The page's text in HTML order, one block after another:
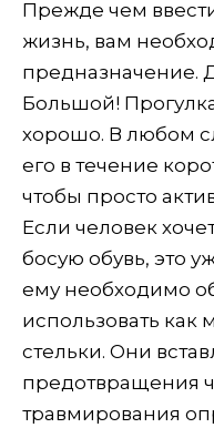
Прежде чем
жизнь, вам
предназначение.
Большой!
хорошо. В любом
его в течение
чтобы просто
Если человек
босую обувь, это
ему необходимо
использовать
стельки. Они
предотвращения
травмирования